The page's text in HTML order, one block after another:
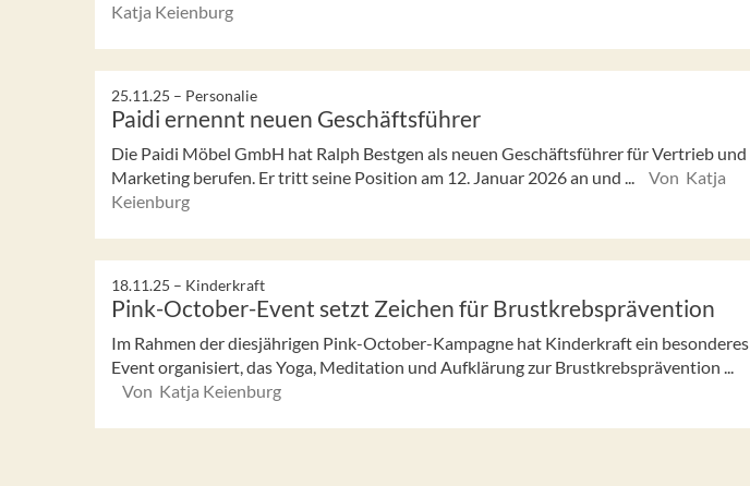
Katja Keienburg
25.11.25 – Personalie
Paidi ernennt neuen Geschäftsführer
Die Paidi Möbel GmbH hat Ralph Bestgen als neuen Geschäftsführer für Vertrieb und
Marketing berufen. Er tritt seine Position am 12. Januar 2026 an und ...
Von Katja
Keienburg
18.11.25 – Kinderkraft
Pink-October-Event setzt Zeichen für Brustkrebsprävention
Im Rahmen der diesjährigen Pink-October-Kampagne hat Kinderkraft ein besonderes
Event organisiert, das Yoga, Meditation und Aufklärung zur Brustkrebsprävention ...
Von Katja Keienburg